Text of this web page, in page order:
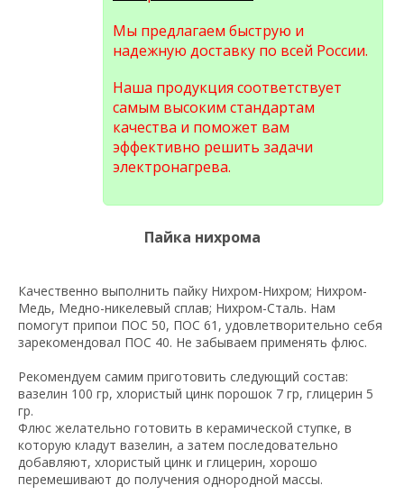
Мы предлагаем быструю и
надежную доставку по всей России.
Наша продукция соответствует
самым высоким стандартам
качества и поможет вам
эффективно решить задачи
электронагрева.
Пайка нихрома
Качественно выполнить пайку Нихром-Нихром; Нихром-
Медь, Медно-никелевый сплав; Нихром-Сталь. Нам
помогут припои ПОС 50, ПОС 61, удовлетворительно себя
зарекомендовал ПОС 40. Не забываем применять флюс.
Рекомендуем самим приготовить следующий состав:
вазелин 100 гр, хлористый цинк порошок 7 гр, глицерин 5
гр.
Флюс желательно готовить в керамической ступке, в
которую кладут вазелин, а затем последовательно
добавляют, хлористый цинк и глицерин, хорошо
перемешивают до получения однородной массы.